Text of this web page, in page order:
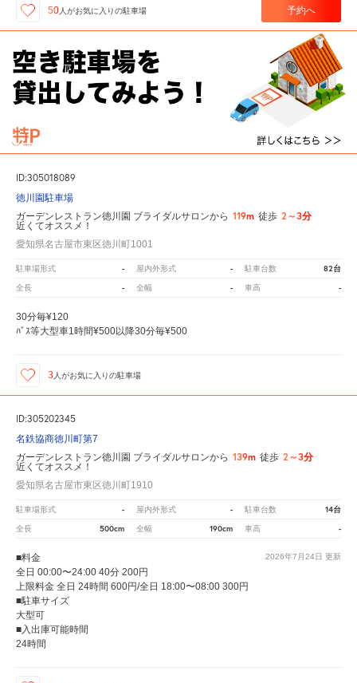
50人がお気に入りの駐車場 予約へ
ID:305018089
徳川園駐車場
ガーデンレストラン徳川園 ブライダルサロンから 119m 徒歩 2～3分
近くてオススメ！
愛知県名古屋市東区徳川町1001
駐車場形式 - 屋内外形式 - 駐車台数 82台
全長 - 全幅 - 車高 -
30分毎¥120
ﾊﾞｽ等大型車1時間¥500以降30分毎¥500
3 人がお気に入りの駐車場
ID:305202345
名鉄協商徳川町第7
ガーデンレストラン徳川園 ブライダルサロンから 139m 徒歩 2～3分
近くてオススメ！
愛知県名古屋市東区徳川町1910
駐車場形式 - 屋内外形式 - 駐車台数 14台
全長 500cm 全幅 190cm 車高 -
2026年7月24日 更新
■料金
全日 00:00〜24:00 40分 200円
上限料金 全日 24時間 600円/全日 18:00〜08:00 300円
■駐車サイズ
大型可
■入出庫可能時間
24時間